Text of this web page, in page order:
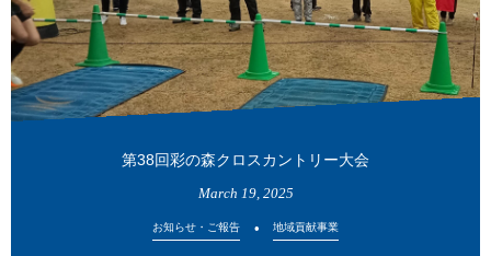
第38回彩の森クロスカントリー大会
March 19, 2025
お知らせ・ご報告 地域貢献事業